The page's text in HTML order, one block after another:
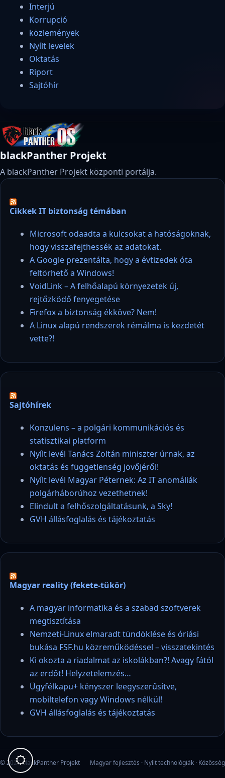
Interjú
Korrupció
közlemények
Nyílt levelek
Oktatás
Riport
Sajtóhír
blackPanther Projekt
A blackPanther Projekt központi portálja.
Cikkek IT biztonság témában
Microsoft odaadta a kulcsokat a hatóságoknak,
hogy visszafejthessék az adatokat.
A Google prezentálta, hogy a évtizedek óta
feltörhető a Windows!
VoidLink – A felhőalapú környezetek új,
rejtőzködő fenyegetése
Firefox a biztonság ékköve? Nem!
A Linux alapú rendszerek rémálma is kezdetét
vette?!
Sajtóhírek
Konzulens – a polgári kommunikációs és
statisztikai platform
Nyílt levél Tanács Zoltán miniszter úrnak, az
oktatás és függetlenség jövőjéről!
Nyílt levél Magyar Péternek: Az IT anomáliák
polgárháborúhoz vezethetnek!
Elindult a felhőszolgáltatásunk, a Sky!
GVH állásfoglalás és tájékoztatás
Magyar reality (fekete-tükör)
A magyar informatika és a szabad szoftverek
megtisztítása
Nemzeti-Linux elmaradt tündöklése és óriási
bukása FSF.hu közreműködéssel – visszatekintés
Ki okozta a riadalmat az iskolákban?! Avagy fától
az erdőt! Helyzetelemzés…
Ügyfélkapu+ kényszer leegyszerűsítve,
mobiltelefon vagy Windows nélkül!
GVH állásfoglalás és tájékoztatás
© 2026 blackPanther Projekt Magyar fejlesztés · Nyílt technológiák · Közösség